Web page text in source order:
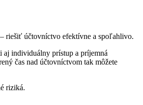
riešiť účtovníctvo efektívne a spoľahlivo.
aj individuálny prístup a príjemná
čas nad účtovníctvom tak môžete
riziká.